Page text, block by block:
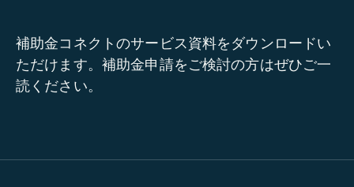
補助金コネクトのサービス資料をダウンロードい
ただけます。補助金申請をご検討の方はぜひご一
読ください。